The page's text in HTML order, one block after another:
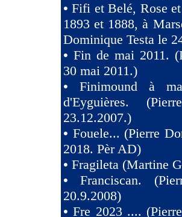
•Fifi et Belé, Rose
1893 et 1888, à
Dominique Testa le
• Fin de mai 2011.
30 mai 2011.)
• Finimound à
d'Eyguières.
23.12.2007.)
• Fouele... (Pierre
2018. Pèr AD)
• Fragileta (Martine
•Franciscan.
20.9.2008)
•Fre 2023 ....